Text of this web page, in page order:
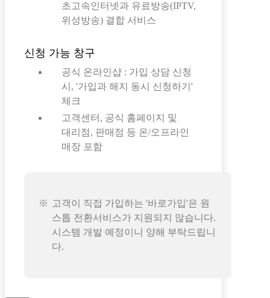
초고속인터넷과 유료방송(IPTV,
위성방송) 결합 서비스
신청 가능 창구
공식 온라인샵 : 가입 상담 신청
시, '가입과 해지 동시 신청하기'
체크
고객센터, 공식 홈페이지 및
대리점, 판매점 등 온/오프라인
매장 포함
고객이 직접 가입하는 '바로가입'은 원
스톱 전환서비스가 지원되지 않습니다.
시스템 개발 예정이니 양해 부탁드립니
다.